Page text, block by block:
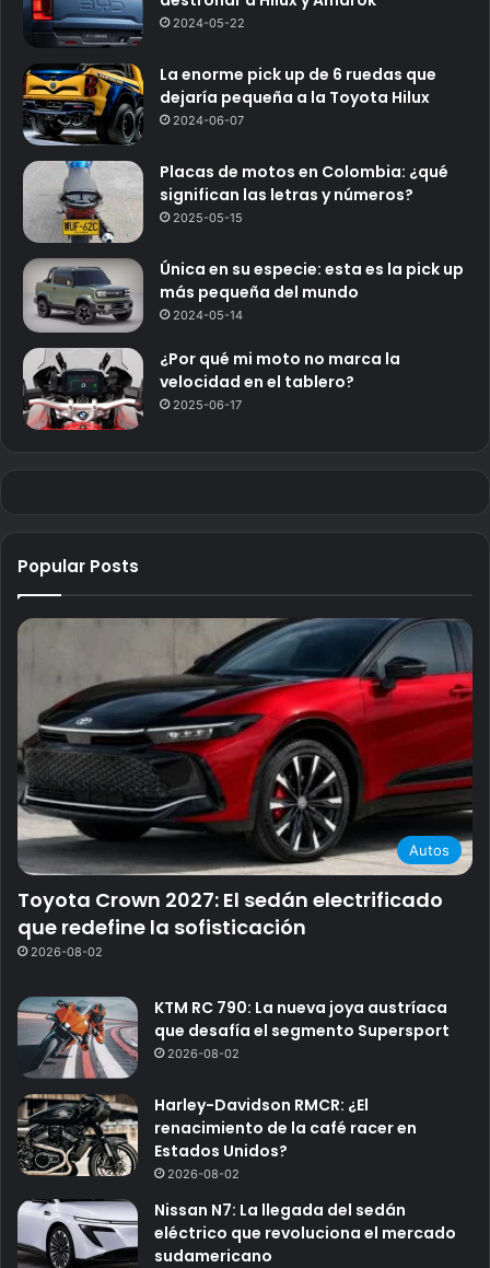
2024-05-22
La enorme pick up de 6 ruedas que
dejaría pequeña a la Toyota Hilux
2024-06-07
Placas de motos en Colombia: ¿qué
significan las letras y números?
2025-05-15
Única en su especie: esta es la pick up
más pequeña del mundo
2024-05-14
¿Por qué mi moto no marca la
velocidad en el tablero?
2025-06-17
Popular Posts
Autos
Toyota Crown 2027: El sedán electrificado
que redefine la sofisticación
2026-08-02
KTM RC 790: La nueva joya austríaca
que desafía el segmento Supersport
2026-08-02
Harley-Davidson RMCR: ¿El
renacimiento de la café racer en
Estados Unidos?
2026-08-02
Nissan N7: La llegada del sedán
eléctrico que revoluciona el mercado
sudamericano